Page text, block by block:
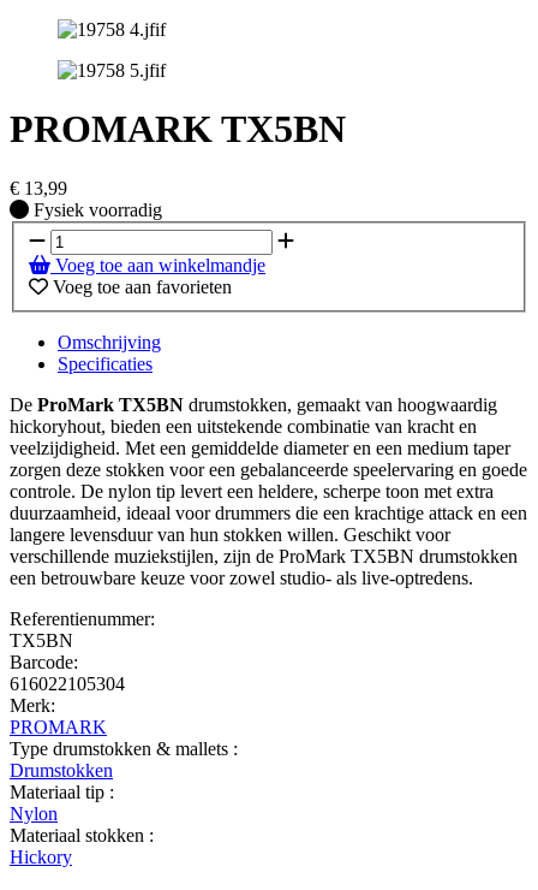
PROMARK TX5BN
€ 13,99
Fysiek voorradig
Fysiek voorradig
Voeg toe aan winkelmandje
Voeg toe aan favorieten
Omschrijving
Specificaties
De ProMark TX5BN drumstokken, gemaakt van hoogwaardig
hickoryhout, bieden een uitstekende combinatie van kracht en
veelzijdigheid. Met een gemiddelde diameter en een medium taper
zorgen deze stokken voor een gebalanceerde speelervaring en goede
controle. De nylon tip levert een heldere, scherpe toon met extra
duurzaamheid, ideaal voor drummers die een krachtige attack en een
langere levensduur van hun stokken willen. Geschikt voor
verschillende muziekstijlen, zijn de ProMark TX5BN drumstokken
een betrouwbare keuze voor zowel studio- als live-optredens.
Referentienummer:
TX5BN
Barcode:
616022105304
Merk:
PROMARK
Type drumstokken & mallets :
Drumstokken
Materiaal tip :
Nylon
Materiaal stokken :
Hickory